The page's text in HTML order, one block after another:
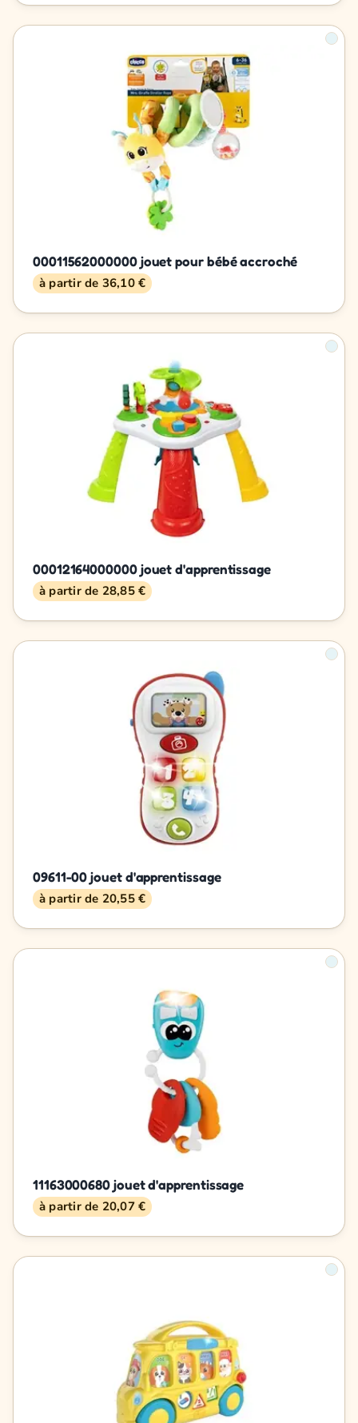
00011562000000 jouet pour bébé accroché
à partir de 36,10 €
00012164000000 jouet d'apprentissage
à partir de 28,85 €
09611-00 jouet d'apprentissage
à partir de 20,55 €
11163000680 jouet d'apprentissage
à partir de 20,07 €